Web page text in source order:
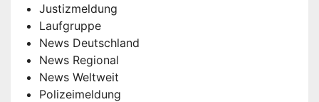
Justizmeldung
Laufgruppe
News Deutschland
News Regional
News Weltweit
Polizeimeldung